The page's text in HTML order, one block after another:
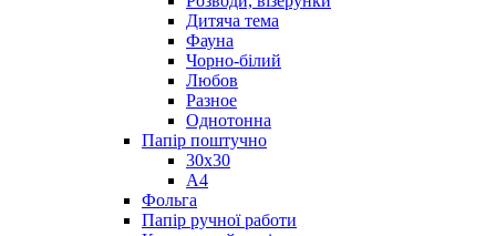
Дитяча тема
Фауна
Чорно-білий
Любов
Разное
Однотонна
Папір поштучно
30х30
А4
Фольга
Папір ручної работи